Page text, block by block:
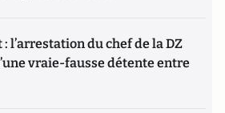
l’arrestation du chef de la DZ
vraie-fausse détente entre